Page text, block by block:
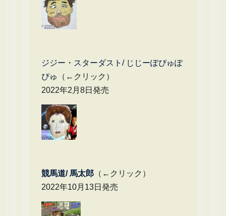
ジジー・スターダスト/ じじーぽぴゅぽ
ぴゅ
（←クリック）
2022年2月8日発売
競馬道/ 馬太郎（←クリック）
2022年10月13日発売